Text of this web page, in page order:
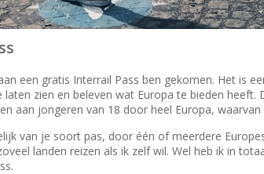
een gratis Interrail Pass ben gekomen. Het is
zien en beleven wat Europa te bieden
aan jongeren van 18 door heel Europa,
van je soort pas, door één of meerdere
landen reizen als ik zelf wil. Wel heb ik in